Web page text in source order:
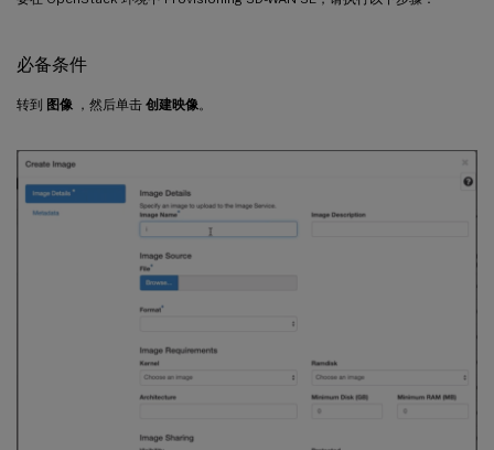
必备条件
转到 图像 ，然后单击 创建映像 。